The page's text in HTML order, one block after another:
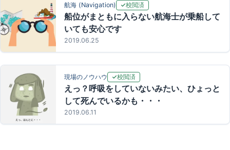
航海 (Navigation) 校閲済
船位がまともに入らない航海士が乗船して
いても安心です
2019.06.25
現場のノウハウ 校閲済
えっ？呼吸をしていないみたい、ひょっと
して死んでいるかも・・・
2019.06.11